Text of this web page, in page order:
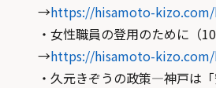
→https://hisamoto-
・女性職員の登用のために（10
→https://hisamoto-
・久元きぞうの政策―神戸は「